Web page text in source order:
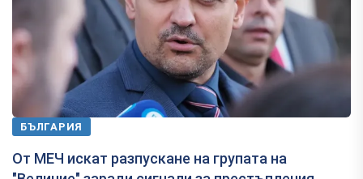
БЪЛГАРИЯ
От МЕЧ искат разпускане на групата на